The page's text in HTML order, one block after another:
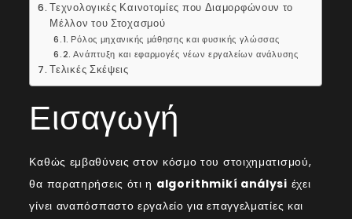
Τεχνολογικές Καινοτομίες που Διαμορφώνουν το
Μέλλον του Στοχασμού
Ρόλος μηχανικής μάθησης και φυσικής γλώσσας
Ανάπτυξη και εφαρμογές νέων εργαλείων ανάλυσης
Τελικές Σκέψεις
Εισαγωγή
Καθώς εμβαθύνεις στον κόσμο του στοιχηματισμού,
θα παρατηρήσεις ότι η algorithmikí análysi έχει
γίνει αναπόσπαστο εργαλείο για επαγγελματίες και